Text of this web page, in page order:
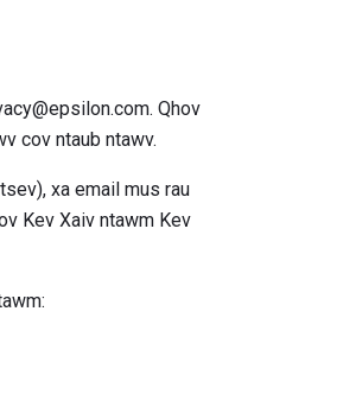
Qhov
cov ntaub ntawv.
xa email mus rau
Kev Xaiv ntawm Kev